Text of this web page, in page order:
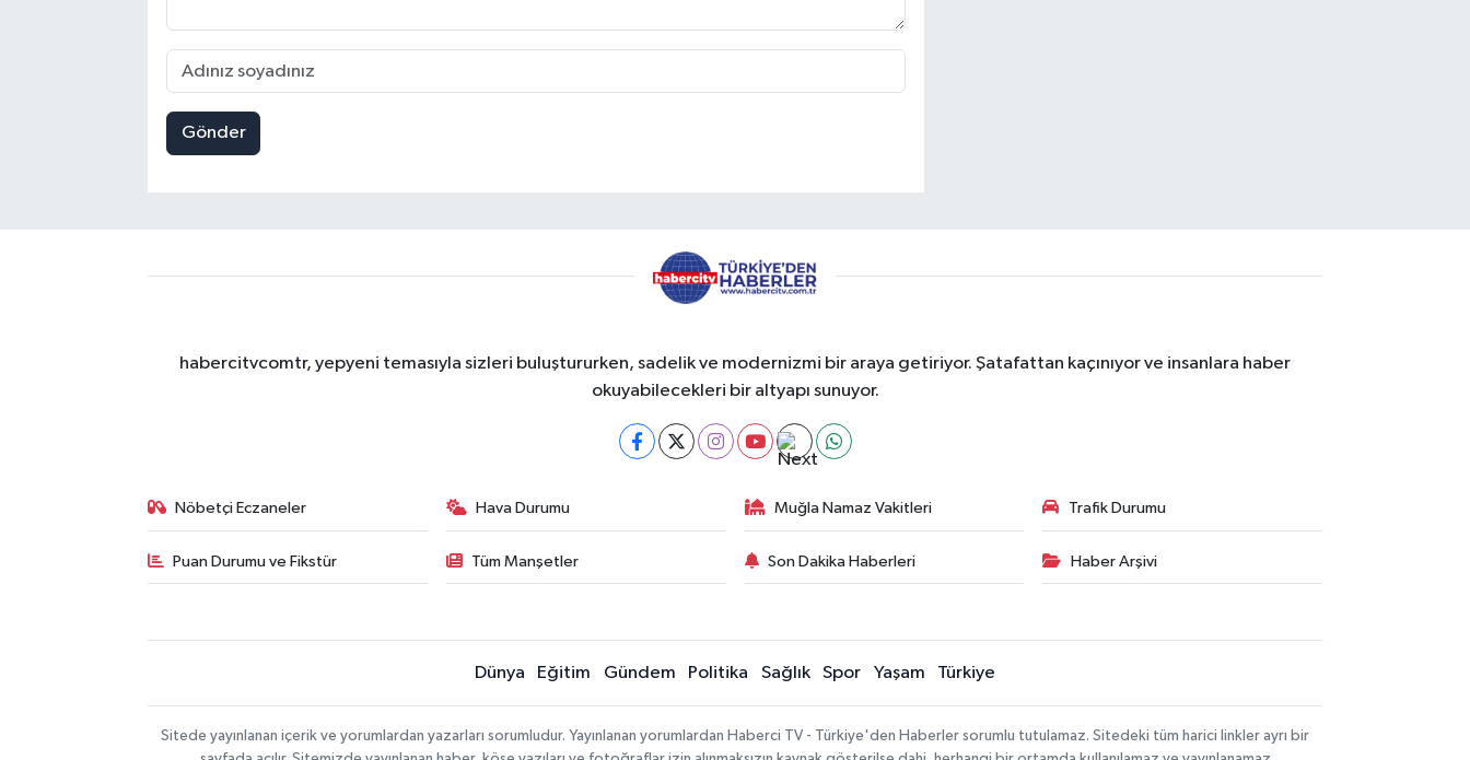
Gönder
habercitvcomtr, yepyeni temasıyla sizleri buluştururken, sadelik ve modernizmi bir araya getiriyor. Şatafattan kaçınıyor ve insanlara haber
okuyabilecekleri bir altyapı sunuyor.
Nöbetçi Eczaneler Hava Durumu Muğla Namaz Vakitleri Trafik Durumu
Puan Durumu ve Fikstür Tüm Manşetler Son Dakika Haberleri Haber Arşivi
Dünya Eğitim Gündem Politika Sağlık Spor Yaşam Türkiye
Sitede yayınlanan içerik ve yorumlardan yazarları sorumludur. Yayınlanan yorumlardan Haberci TV - Türkiye'den Haberler sorumlu tutulamaz. Sitedeki tüm harici linkler ayrı bir